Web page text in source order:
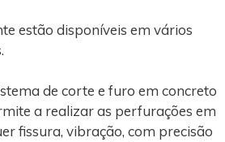
estão disponíveis em vários
de corte e furo em concreto
a realizar as perfurações em
fissura, vibração, com precisão